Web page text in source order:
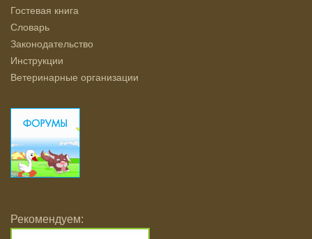
Гостевая книга
Словарь
Законодательство
Инструкции
Ветеринарные организации
Рекомендуем: